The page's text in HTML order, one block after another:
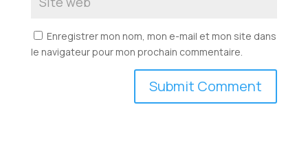
Enregistrer mon nom, mon e-mail et mon site dans
le navigateur pour mon prochain commentaire.